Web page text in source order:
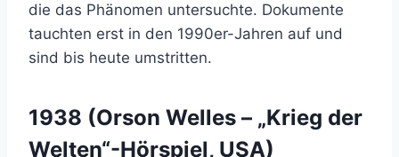
die das Phänomen untersuchte. Dokumente
tauchten erst in den 1990er-Jahren auf und
sind bis heute umstritten.
1938 (Orson Welles – „Krieg der
Welten“-Hörspiel, USA)